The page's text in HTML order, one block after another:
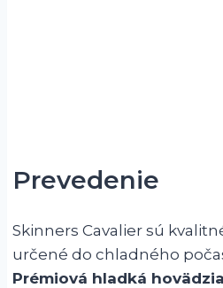
Prevedenie
Skinners Cavalier sú
určené do chladného
Prémiová hladká